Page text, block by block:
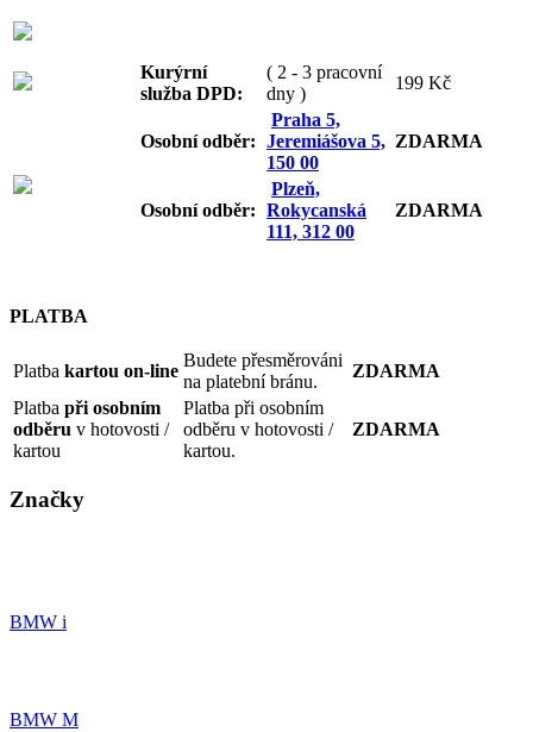
Kurýrní
služba DPD:
( 2 - 3 pracovní
dny )
199 Kč
Osobní odběr:
Praha 5,
Jeremiášova 5,
150 00
ZDARMA
Osobní odběr:
Plzeň,
Rokycanská
111, 312 00
ZDARMA
PLATBA
Platba kartou on-line
Budete přesměrováni
na platební bránu.
ZDARMA
Platba při osobním
odběru v hotovosti /
kartou
Platba při osobním
odběru v hotovosti /
kartou.
ZDARMA
Značky
BMW i
BMW M